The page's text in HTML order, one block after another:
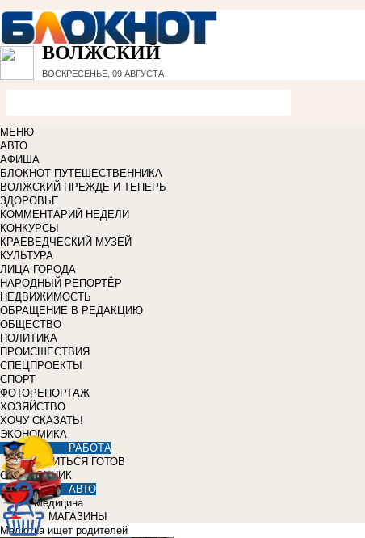
ВОЛЖСКИЙ
ВОСКРЕСЕНЬЕ, 09 АВГУСТА
МЕНЮ
АВТО
АФИША
БЛОКНОТ ПУТЕШЕСТВЕННИКА
ВОЛЖСКИЙ ПРЕЖДЕ И ТЕПЕРЬ
ЗДОРОВЬЕ
КОММЕНТАРИЙ НЕДЕЛИ
КОНКУРСЫ
КРАЕВЕДЧЕСКИЙ МУЗЕЙ
КУЛЬТУРА
ЛИЦА ГОРОДА
НАРОДНЫЙ РЕПОРТЁР
НЕДВИЖИМОСТЬ
ОБРАЩЕНИЕ В РЕДАКЦИЮ
ОБЩЕСТВО
ПОЛИТИКА
ПРОИСШЕСТВИЯ
СПЕЦПРОЕКТЫ
СПОРТ
ФОТОРЕПОРТАЖ
ХОЗЯЙСТВО
ХОЧУ СКАЗАТЬ!
ЭКОНОМИКА
РАБОТА
УЧИТЬСЯ ГОТОВ
СПРАВОЧНИК
АВТО
Медицина
МАГАЗИНЫ
Малютка ищет родителей